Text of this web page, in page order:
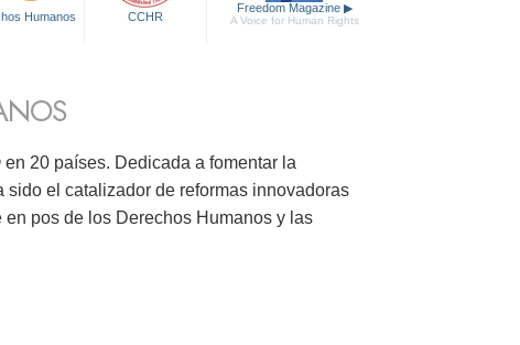
Humanos CCHR
Freedom Magazine ▶
A Voice for Human Rights
en 20 países. Dedicada a fomentar la
el catalizador de reformas innovadoras
pos de los Derechos Humanos y las